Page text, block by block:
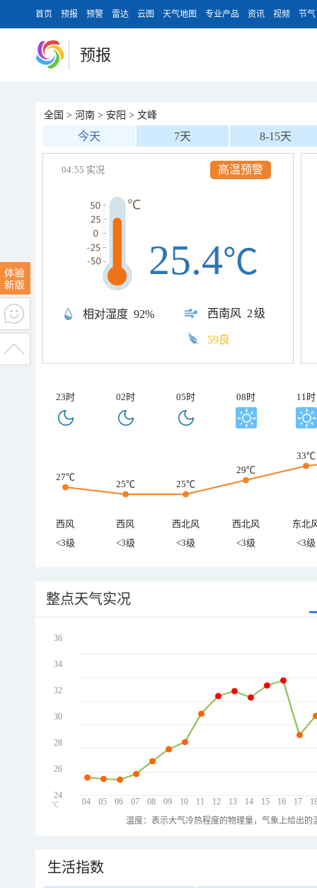
首页 预报 预警 雷达 云图 天气地图 专业产品 资讯 视频 节气
预报
全国 > 河南 > 安阳 > 文峰
今天 7天 8-15天
04:55 实况
相对湿度 92% 西南风 2级
25.4℃
59良
高温预警
23时 02时 05时 08时 11时
27℃
25℃ 25℃
29℃
33℃
西风 西风 西北风 西北风
东北
<3级
<3级 <3级 <3级 <3级
整点天气实况
04 05 06 07 08 09 10 11 12 13 14 15 16 17
36
34
32
30
28
26
24
℃
温度：表示大气冷热程度的物理量，气象上给出
生活指数